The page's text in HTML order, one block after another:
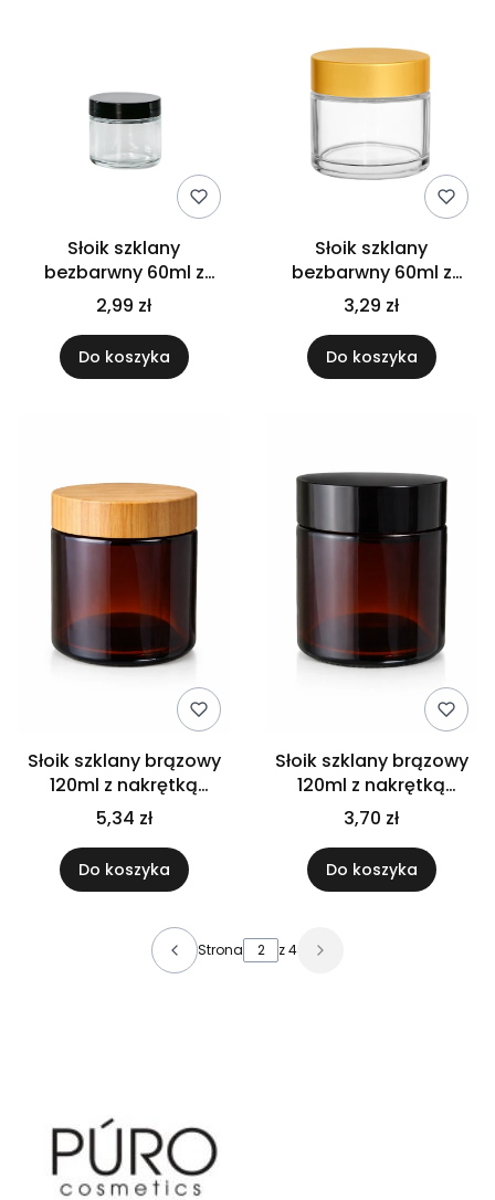
Słoik szklany
bezbarwny 60ml z
nakrętką czarną
2,99 zł
Do koszyka
Słoik szklany
bezbarwny 60ml z
nakrętką złotą
3,29 zł
Do koszyka
Słoik szklany brązowy
120ml z nakrętką
bambusową PP
5,34 zł
Do koszyka
Słoik szklany brązowy
120ml z nakrętką
czarną
3,70 zł
Do koszyka
Strona z 4